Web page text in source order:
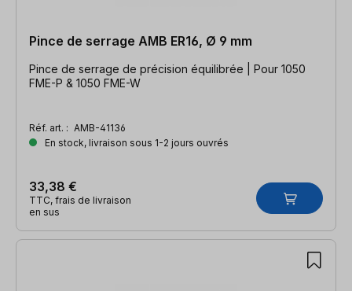
Pince de serrage AMB ER16, Ø 9 mm
Pince de serrage de précision équilibrée | Pour 1050
FME-P & 1050 FME-W
Réf. art. : AMB-41136
En stock, livraison sous 1-2 jours ouvrés
33,38 €
TTC, frais de livraison
en sus